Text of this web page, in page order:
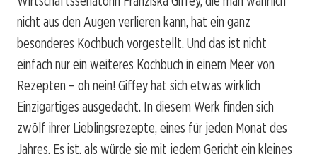
nicht aus den Augen verlieren kann, hat ein ganz
besonderes Kochbuch vorgestellt. Und das ist nicht
einfach nur ein weiteres Kochbuch in einem Meer von
Rezepten – oh nein! Giffey hat sich etwas wirklich
Einzigartiges ausgedacht. In diesem Werk finden sich
zwölf ihrer Lieblingsrezepte, eines für jeden Monat des
Jahres. Es ist, als würde sie mit jedem Gericht ein kleines